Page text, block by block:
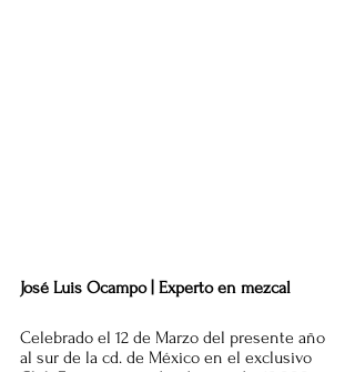
José Luis Ocampo | Experto en mezcal
Celebrado el 12 de Marzo del presente año
al sur de la cd. de México en el exclusivo